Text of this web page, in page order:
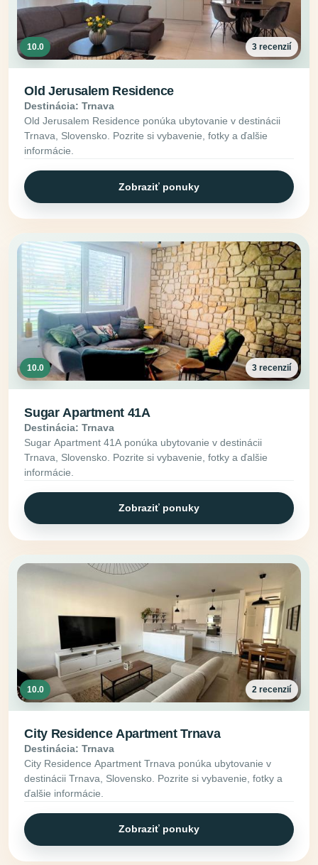
10.0 3 recenzií
Old Jerusalem Residence
Destinácia: Trnava
Old Jerusalem Residence ponúka ubytovanie v destinácii
Trnava, Slovensko. Pozrite si vybavenie, fotky a ďalšie
informácie.
Zobraziť ponuky
10.0 3 recenzií
Sugar Apartment 41A
Destinácia: Trnava
Sugar Apartment 41A ponúka ubytovanie v destinácii
Trnava, Slovensko. Pozrite si vybavenie, fotky a ďalšie
informácie.
Zobraziť ponuky
10.0 2 recenzií
City Residence Apartment Trnava
Destinácia: Trnava
City Residence Apartment Trnava ponúka ubytovanie v
destinácii Trnava, Slovensko. Pozrite si vybavenie, fotky a
ďalšie informácie.
Zobraziť ponuky